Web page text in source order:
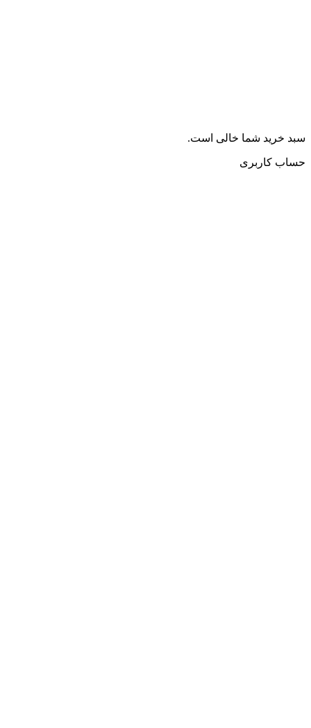
سبد خرید شما خالی است.
حساب کاربری